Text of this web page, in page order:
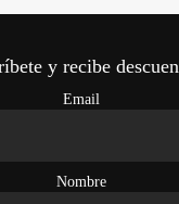
y recibe
Email
Nombre